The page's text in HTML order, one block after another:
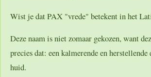
Wist je dat PAX "vrede" betekent in het
Deze naam is niet zomaar gekozen, want
precies dat: een kalmerende en
huid.